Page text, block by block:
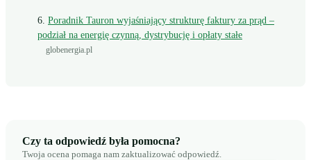
Poradnik Tauron wyjaśniający strukturę faktury za prąd –
podział na energię czynną, dystrybucję i opłaty stałe
globenergia.pl
Czy ta odpowiedź była pomocna?
Twoja ocena pomaga nam zaktualizować odpowiedź.